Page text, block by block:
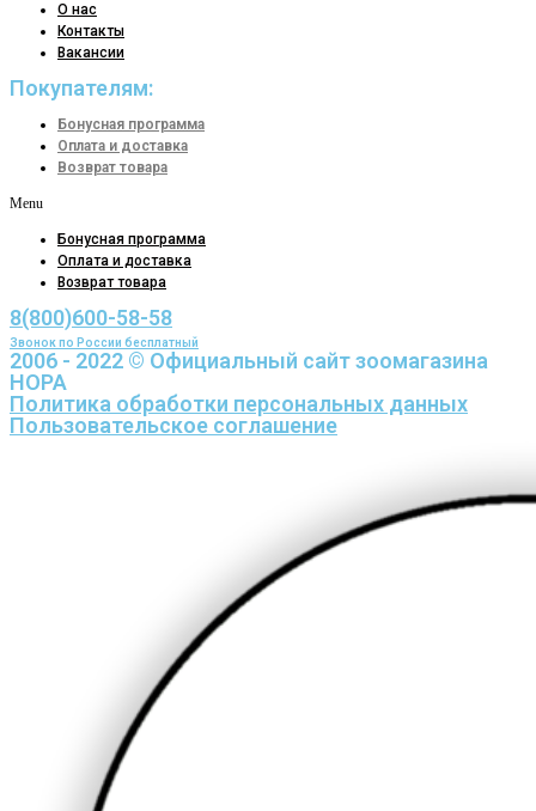
О нас
Контакты
Вакансии
Покупателям:
Бонусная программа
Оплата и доставка
Возврат товара
Menu
Бонусная программа
Оплата и доставка
Возврат товара
8(800)600-58-58
Звонок по России бесплатный
2006 - 2022 © Официальный сайт зоомагазина
НОРА
Политика обработки персональных данных
Пользовательское соглашение